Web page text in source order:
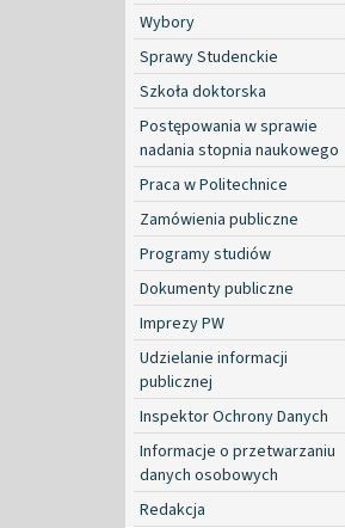
Wybory
Sprawy Studenckie
Szkoła doktorska
Postępowania w sprawie
nadania stopnia naukowego
Praca w Politechnice
Zamówienia publiczne
Programy studiów
Dokumenty publiczne
Imprezy PW
Udzielanie informacji
publicznej
Inspektor Ochrony Danych
Informacje o przetwarzaniu
danych osobowych
Redakcja